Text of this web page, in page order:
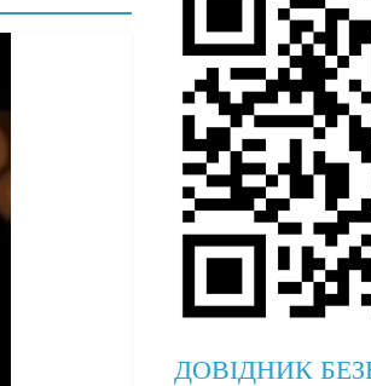
ДОВІДНИК